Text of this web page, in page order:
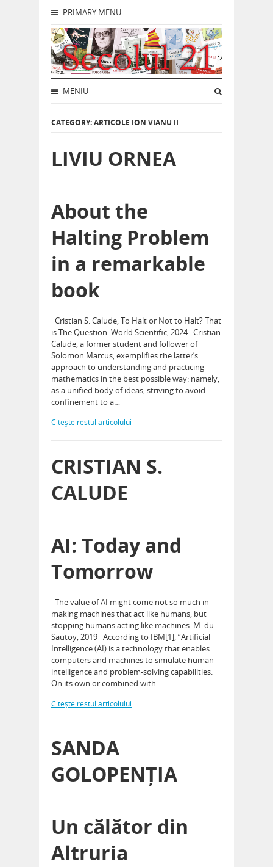
PRIMARY MENU
MENIU
CATEGORY: ARTICOLE ION VIANU II
LIVIU ORNEA
About the
Halting Problem
in a remarkable
book
Cristian S. Calude, To Halt or Not to Halt? That
is The Question. World Scientific, 2024 Cristian
Calude, a former student and follower of
Solomon Marcus, exemplifies the latter’s
approach to understanding and practicing
mathematics in the best possible way: namely,
as a unified body of ideas, striving to avoid
confinement to a…
Citeşte restul articolului
CRISTIAN S.
CALUDE
AI: Today and
Tomorrow
The value of AI might come not so much in
making machines that act like humans, but
stopping humans acting like machines. M. du
Sautoy, 2019 According to IBM[1], “Artificial
Intelligence (AI) is a technology that enables
computers and machines to simulate human
intelligence and problem-solving capabilities.
On its own or combined with…
Citeşte restul articolului
SANDA
GOLOPENȚIA
Un călător din
Altruria